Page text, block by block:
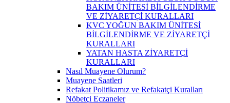
BAKIM ÜNİTESİ BİLGİLENDİRME
VE ZİYARETÇİ KURALLARI
KVC YOĞUN BAKIM ÜNİTESİ
BİLGİLENDİRME VE ZİYARETÇİ
KURALLARI
YATAN HASTA ZİYARETÇİ
KURALLARI
Nasıl Muayene Olurum?
Muayene Saatleri
Refakat Politikamız ve Refakatçi Kuralları
Nöbetçi Eczaneler